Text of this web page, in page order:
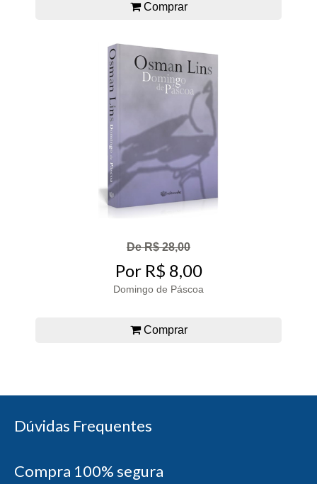
Comprar
De R$ 28,00
Por R$ 8,00
Domingo de Páscoa
Comprar
Dúvidas Frequentes
Compra 100% segura